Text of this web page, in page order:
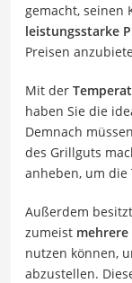
gemacht, seinen
leistungsstarke
Preisen
Mit der
haben Sie die
Demnach
des Grillguts
anheben, um
Außerdem
zumeist mehrere
nutzen können,
abzustellen.